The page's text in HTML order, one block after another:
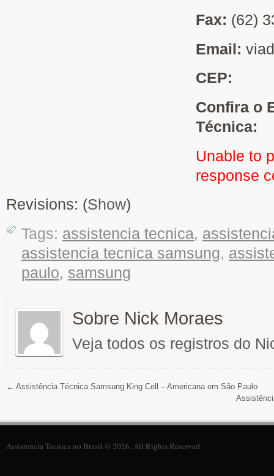
Fax: (62)
Email:
CEP:
Confira o
Técnica:
Unable to
response
Revisions: (Show)
Tags: assistencia tecnica,
assistencia tecnica samsung,
paulo, samsung
Sobre Nick Moraes
Veja todos os registros do
← Assistência Técnica Samsung King Cell – Americana em São Paulo
Assistencia Tecnica no Brasil © 2026. All Rights Reserved.